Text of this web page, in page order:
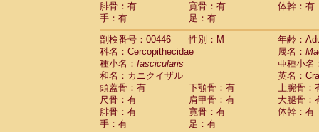
腓骨：有
寛骨：有
体幹：有
手：有
足：有
剖検番号：00446
性別：M
年齢：
科名：Cercopithecidae
属名：
種小名： fascicularis
亜種小名
和名：カニクイザル
英名：
頭蓋骨：有
下顎骨：有
上腕骨：
尺骨：有
肩甲骨：有
大腿骨：
腓骨：有
寛骨：有
体幹：有
手：有
足：有